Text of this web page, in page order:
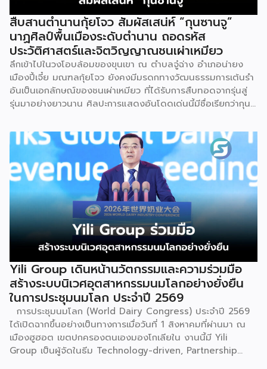
สืบสานตำนานกุ้ยโจว สัมผัสเสน่ห์ “กุนซานจู”
นาฏศิลป์พื้นเมืองระดับตำนาน ถอดรหัส
ประวัติศาสตร์และจิตวิญญาณชนเผ่าเหมียว
ลึกเข้าไปในวงโอบล้อมของขุนเขา ณ ตำบลจู๋ฉ่าง อำเภอน่ายง
เมืองปี้เจี๋ย มณฑลกุ้ยโจว ยังคงมีมรดกทางวัฒนธรรมการเต้นรำ
อันเป็นเอกลักษณ์ของชนเผ่าเหมียว ที่ได้รับการสืบทอดจากรุ่นสู่
รุ่นมาอย่างยาวนาน ศิลปะการแสดงอันโดดเด่นนี้มีชื่อเรียกว่ากุน
โจว” ซึ่งทรงคุณค่าเป็นยิ่งกว่าการแสดง เพราะทำหน้าที่จดบันทึก
ประวัติศาสตร์การอพยพย้ายถิ่นฐาน สะท้อนภูมิปัญญาทาง
วัฒนธรรมอันรุ่มรวย และตอกย้ำจิตวิญญาณอันแข็งแกร่งของ
ชนเผ่าเหมียวไว้ได้อย่างงดงาม ตำนานเล่าว่า ยามอพยพย้าย
ถิ่นฐานในอดีตกาล เส้นทางของชาวเหมียวต้องเผชิญกับเทือกเขา
สูงชันและพงหนามรกร้าง เพื่อเปิดทางให้เพื่อนพ้องเดินทางผ่าน
พงไพร เหล่าผู้กล้าหาญจึงใช้ร่างกายของตนกลิ้งทับพงหนาม
อย่างไม่เกรงกลัวเพื่อถางทางให้คนในเผ่า ด้วยเหตุนี้ คนรุ่นหลังจึง
ได้จำลองท่วงท่าการกลิ้งตัวดังกล่าวมาต่อยอดและรังสรรค์เป็น
ระบำลู่เซิงอันเป็นเอกลักษณ์ เพื่อรำลึกถึงความกล้าหาญและหยาด
เหงื่อแรงกายของบรรพบุรุษ โดยทุกท่วงท่าการกลิ้งตัวคือการ
คารวะต่อบรรพชน และทุกการกระโดดสะท้อนถึงจิตวิญญาณอัน
แรงกล้าของชนเผ่าเหมียว กุนซานจูถือเป็นหนึ่งในศิลปะการ
เต้นรำที่ปราบเซียนและท้าทายที่สุดของชนเผ่าเหมียว ผู้แสดงจะ
สวมเสื้อนอกสีขาวปักลายอันประณีต และสวมหมวกขนไก่ฟ้า
พร้อมบรรเลงลู่เซิงแบบ 6 ท่อ จุดที่ท้าทายที่สุดคือเสียงเพลงจะ
ต้องพลิ้วไหวอย่างต่อเนื่อง นักเต้นจึงต้องเป่าลู่เซิงอย่าง
สม่ำเสมอโดยไม่สะดุด แม้ในยามที่ต้องโลดโผนด้วยท่วงท่าที่ยาก
Yili Group เดินหน้านวัตกรรมและความร่วมมือ
สร้างระบบนิเวศอุตสาหกรรมนมโลกอย่างยั่งยืน
ในการประชุมนมโลก ประจำปี 2569
การประชุมนมโลก (World Dairy Congress) ประจำปี 2569
ได้เปิดฉากขึ้นอย่างเป็นทางการเมื่อวันที่ 1 สิงหาคมที่ผ่านมา ณ
เมืองฮูฮอต เขตปกครองตนเองมองโกเลียใน งานนี้มี Yili
Group เป็นผู้จัดในธีม Technology-driven, Partnership